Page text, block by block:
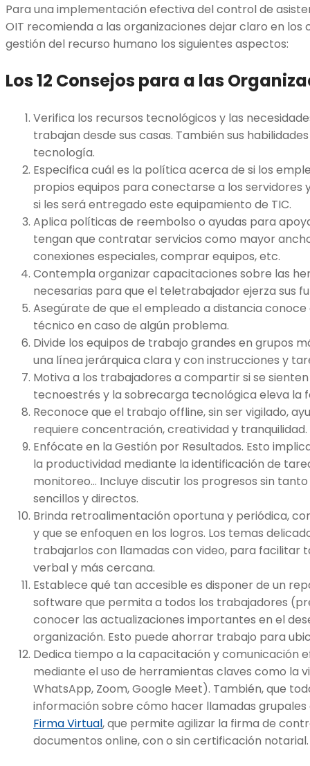
Para una implementación efectiva del control de
OIT recomienda a las organizaciones dejar claro en
gestión del recurso humano los siguientes aspectos:
Los 12 Consejos para a las
Verifica los recursos tecnológicos y las
trabajan desde sus casas. También sus
tecnología.
Especifica cuál es la política acerca de si los
propios equipos para conectarse a los servidores
si les será entregado este equipamiento de TIC.
Aplica políticas de reembolso o ayudas para
tengan que contratar servicios como mayor
conexiones especiales, comprar equipos, etc.
Contempla organizar capacitaciones sobre las
necesarias para que el teletrabajador ejerza sus
Asegúrate de que el empleado a distancia
técnico en caso de algún problema.
Divide los equipos de trabajo grandes en grupos
una línea jerárquica clara y con instrucciones y
Motiva a los trabajadores a compartir si se
tecnoestrés y la sobrecarga tecnológica eleva la
Reconoce que el trabajo offline, sin ser vigilado,
requiere concentración, creatividad y tranquilidad.
Enfócate en la Gestión por Resultados. Esto
la productividad mediante la identificación de
monitoreo… Incluye discutir los progresos sin
sencillos y directos.
Brinda retroalimentación oportuna y periódica,
y que se enfoquen en los logros. Los temas
trabajarlos con llamadas con video, para facilitar
verbal y más cercana.
Establece qué tan accesible es disponer de un
software que permita a todos los trabajadores
conocer las actualizaciones importantes en el
organización. Esto puede ahorrar trabajo para
Dedica tiempo a la capacitación y comunicación
mediante el uso de herramientas claves como la
WhatsApp, Zoom, Google Meet). También, que
información sobre cómo hacer llamadas
Firma Virtual, que permite agilizar la firma de
documentos online, con o sin certificación notarial.